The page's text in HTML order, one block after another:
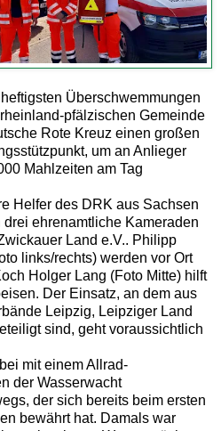
Überschwemmungen
pfälzischen Gemeinde
Rote Kreuz einen großen
um an Anlieger
Mahlzeiten am Tag
Helfer des DRK aus Sachsen
ehrenamtliche Kameraden
Land e.V.. Philipp
links/rechts) werden vor Ort
Holger Lang (Foto Mitte) hilft
Der Einsatz, an dem aus
Leipzig, Leipziger Land
sind, geht voraussichtlich
mit einem Allrad-
der Wasserwacht
der sich bereits beim ersten
bewährt hat. Damals war